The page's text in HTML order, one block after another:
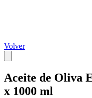
Volver
Aceite de Oliva
x 1000 ml